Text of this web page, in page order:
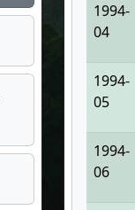
1994-
04
1994-
05
1994-
06